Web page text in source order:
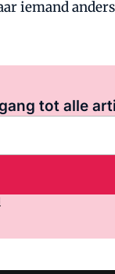
iemand
tot alle